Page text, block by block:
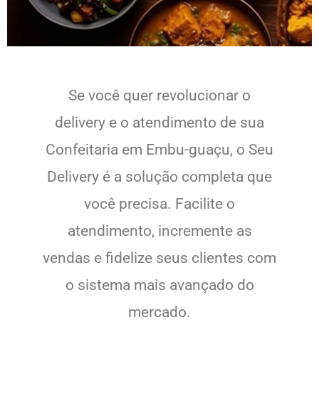
Se você quer revolucionar o
delivery e o atendimento de sua
Confeitaria em Embu-guaçu, o Seu
Delivery é a solução completa que
você precisa. Facilite o
atendimento, incremente as
vendas e fidelize seus clientes com
o sistema mais avançado do
mercado.